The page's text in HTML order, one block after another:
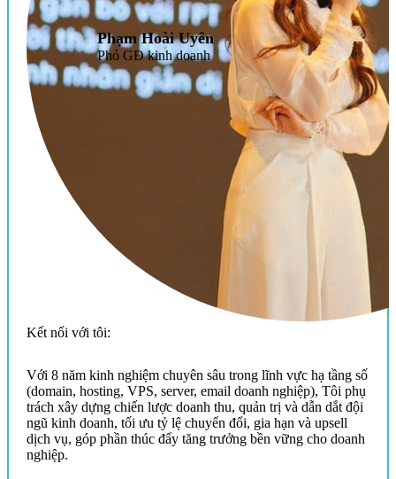
Phạm Hoài Uyên
Phó GĐ kinh doanh
Kết nối với tôi:
Với 8 năm kinh nghiệm chuyên sâu trong lĩnh vực hạ tầng số
(domain, hosting, VPS, server, email doanh nghiệp), Tôi phụ
trách xây dựng chiến lược doanh thu, quản trị và dẫn dắt đội
ngũ kinh doanh, tối ưu tỷ lệ chuyển đổi, gia hạn và upsell
dịch vụ, góp phần thúc đẩy tăng trưởng bền vững cho doanh
nghiệp.